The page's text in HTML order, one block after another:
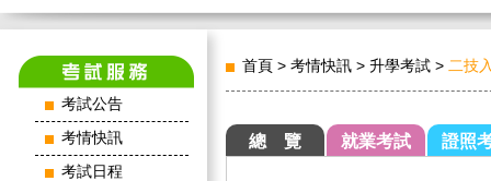
考試公告
考情快訊
考試日程
首頁 > 考情快訊 > 升學考試 > 二技
總 覽 就業考試 證照